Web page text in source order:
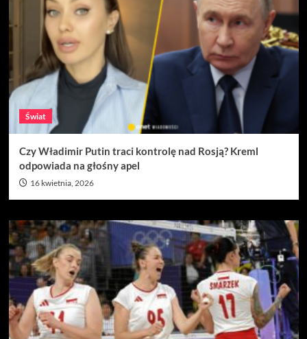
Świat
Czy Władimir Putin traci kontrolę nad Rosją? Kreml
odpowiada na głośny apel
16 kwietnia, 2026